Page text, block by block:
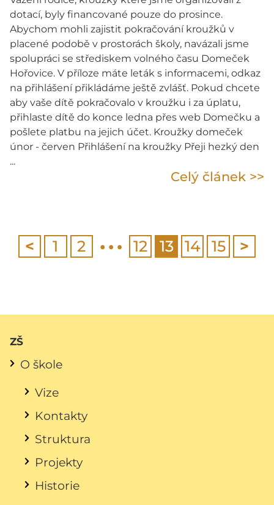
dotací, byly financované pouze do prosince.
Abychom mohli zajistit pokračování kroužků v
placené podobě v prostorách školy, navázali jsme
spolupráci se střediskem volného času Domeček
Hořovice. V příloze máte leták s informacemi, odkaz
na přihlášení přikládáme ještě zvlášť. Pokud chcete
aby vaše dítě pokračovalo v kroužku i za úplatu,
přihlaste dítě do konce ledna přes web Domečku a
pošlete platbu na jejich účet. Kroužky domeček
únor - červen Přihlášení na kroužky Přeji hezký den
...
Celý článek >>
< 1 2 … 12 13 14 15 >
ZŠ
O škole
Vize
Kontakty
Struktura
Projekty
Historie